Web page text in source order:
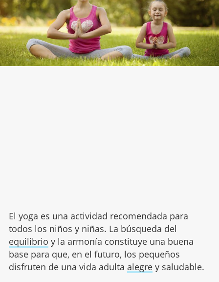
El yoga es una actividad recomendada para
todos los niños y niñas. La búsqueda del
equilibrio y la armonía constituye una buena
base para que, en el futuro, los pequeños
disfruten de una vida adulta alegrey saludable.